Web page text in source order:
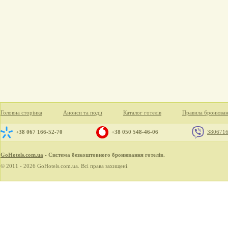
Головна сторінка Анонси та події Каталог готелів Правила
+38 067 166-52-70 +38 050 548-46-06
GoHotels.com.ua - Система безкоштовного бронювання готелів.
© 2011 - 2026 GoHotels.com.ua. Всі права захищені.